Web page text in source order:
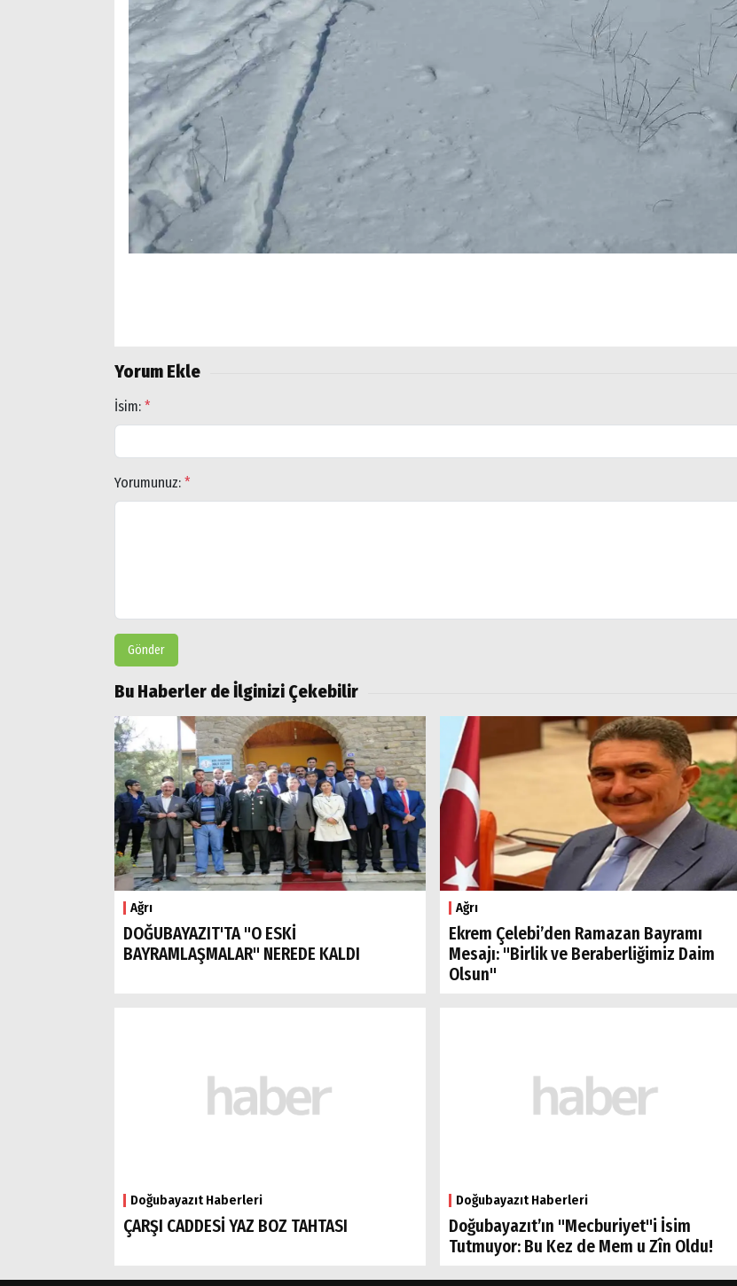
Yorum Ekle
İsim: *
Yorumunuz: *
Gönder
Bu Haberler de İlginizi Çekebilir
Ağrı
DOĞUBAYAZIT'TA "O ESKİ
BAYRAMLAŞMALAR" NEREDE KALDI
Ağrı
Ekrem Çelebi’den Ramazan Bayramı
Mesajı: "Birlik ve Beraberliğimiz Daim
Olsun"
Doğubayazıt Haberleri
ÇARŞI CADDESİ YAZ BOZ TAHTASI
Doğubayazıt Haberleri
Doğubayazıt’ın "Mecburiyet"i İsim
Tutmuyor: Bu Kez de Mem u Zîn Oldu!